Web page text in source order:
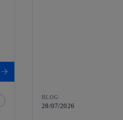
BLOG
28/07/2026